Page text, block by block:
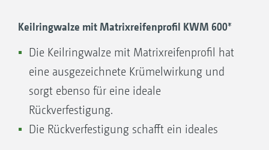
Keilringwalze mit Matrixreifenprofil KWM 600*
Die Keilringwalze mit Matrixreifenprofil hat
eine ausgezeichnete Krümelwirkung und
sorgt ebenso für eine ideale
Rückverfestigung.
Die Rückverfestigung schafft ein ideales